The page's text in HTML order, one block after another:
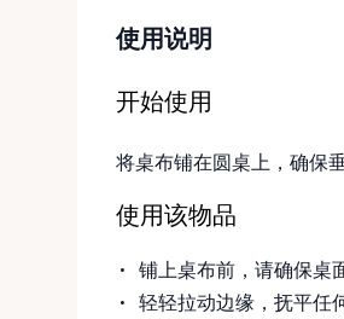
使用说明
开始使用
将桌布铺在圆桌上，确保
使用该物品
铺上桌布前，请确保桌
轻轻拉动边缘，抚平任